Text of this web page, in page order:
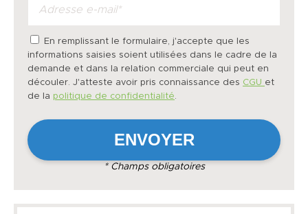
En remplissant le formulaire, j'accepte que les
informations saisies soient utilisées dans le cadre de la
demande et dans la relation commerciale qui peut en
découler. J'atteste avoir pris connaissance des CGU et
de la politique de confidentialité.
* Champs obligatoires